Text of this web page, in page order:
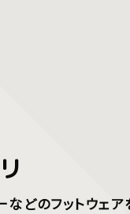
どのフットウェア